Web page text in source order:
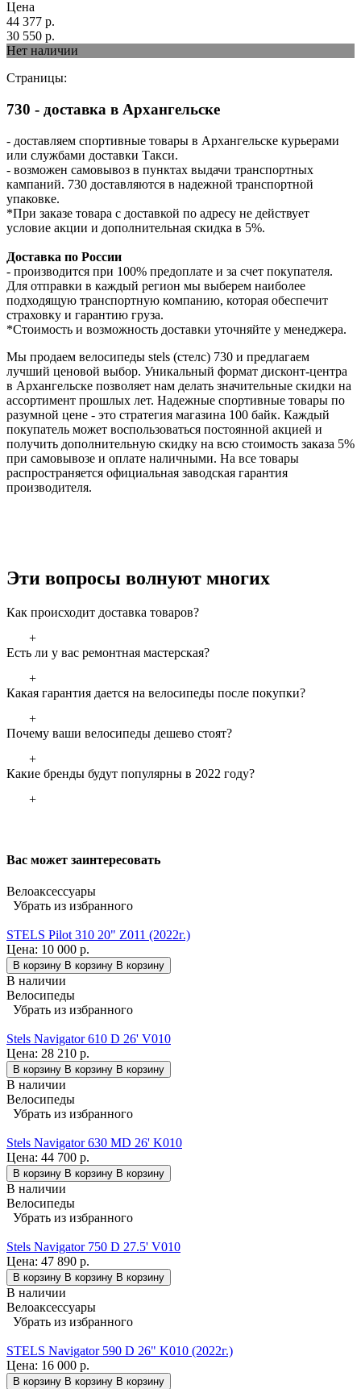
Цена
44 377 р.
30 550 р.
Нет наличии
Страницы:
730 - доставка в Архангельске
- доставляем спортивные товары в Архангельске курьерами
или службами доставки Такси.
- возможен самовывоз в пунктах выдачи транспортных
кампаний. 730 доставляются в надежной транспортной
упаковке.
*При заказе товара с доставкой по адресу не действует
условие акции и дополнительная скидка в 5%.
Доставка по России
- производится при 100% предоплате и за счет покупателя.
Для отправки в каждый регион мы выберем наиболее
подходящую транспортную компанию, которая обеспечит
страховку и гарантию груза.
*Стоимость и возможность доставки уточняйте у менеджера.
Мы продаем велосипеды stels (стелс) 730 и предлагаем
лучший ценовой выбор. Уникальный формат дисконт-центра
в Архангельске позволяет нам делать значительные скидки на
ассортимент прошлых лет. Надежные спортивные товары по
разумной цене - это стратегия магазина 100 байк. Каждый
покупатель может воспользоваться постоянной акцией и
получить дополнительную скидку на всю стоимость заказа 5%
при самовывозе и оплате наличными. На все товары
распространяется официальная заводская гарантия
производителя.
Эти вопросы волнуют многих
Как происходит доставка товаров?
+
Есть ли у вас ремонтная мастерская?
+
Какая гарантия дается на велосипеды после покупки?
+
Почему ваши велосипеды дешево стоят?
+
Какие бренды будут популярны в 2022 году?
+
Вас может заинтересовать
Велоаксессуары
Убрать из избранного
STELS Pilot 310 20" Z011 (2022г.)
Цена: 10 000 р.
В корзину В корзину В корзину
В наличии
Велосипеды
Убрать из избранного
Stels Navigator 610 D 26' V010
Цена: 28 210 р.
В корзину В корзину В корзину
В наличии
Велосипеды
Убрать из избранного
Stels Navigator 630 MD 26' K010
Цена: 44 700 р.
В корзину В корзину В корзину
В наличии
Велосипеды
Убрать из избранного
Stels Navigator 750 D 27.5' V010
Цена: 47 890 р.
В корзину В корзину В корзину
В наличии
Велоаксессуары
Убрать из избранного
STELS Navigator 590 D 26" K010 (2022г.)
Цена: 16 000 р.
В корзину В корзину В корзину